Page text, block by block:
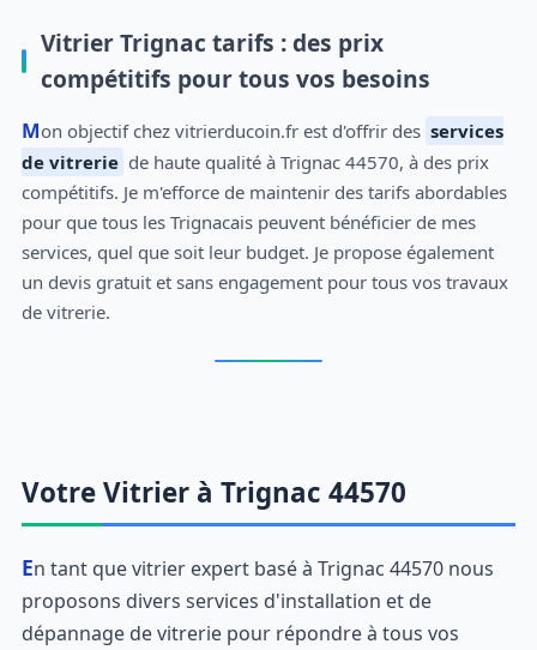
Vitrier Trignac tarifs : des prix
compétitifs pour tous vos besoins
Mon objectif chez vitrierducoin.fr est d'offrir des services
de vitrerie de haute qualité à Trignac 44570, à des prix
compétitifs. Je m'efforce de maintenir des tarifs abordables
pour que tous les Trignacais peuvent bénéficier de mes
services, quel que soit leur budget. Je propose également
un devis gratuit et sans engagement pour tous vos travaux
de vitrerie.
Votre Vitrier à Trignac 44570
En tant que vitrier expert basé à Trignac 44570 nous
proposons divers services d'installation et de
dépannage de vitrerie pour répondre à tous vos